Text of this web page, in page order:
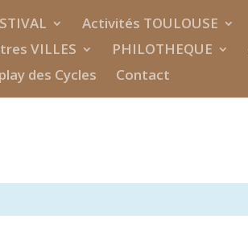
Activités TOULOUSE
VILLES PHILOTHEQUE
des Cycles Contact